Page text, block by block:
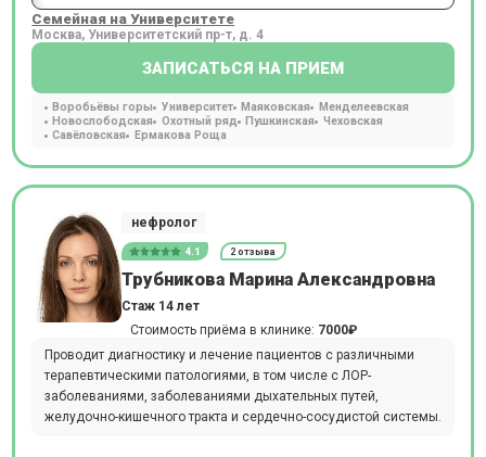
Семейная на Университете
Москва, Университетский пр-т, д. 4
ЗАПИСАТЬСЯ НА ПРИЕМ
Воробьёвы горы Университет Маяковская
Менделеевская
Новослободская
Охотный ряд Пушкинская
Чеховская
Савёловская
Ермакова Роща
нефролог
4.1 2 отзыва
Трубникова Марина Александровна
Стаж 14 лет
Стоимость приёма в клинике: 7000₽
Проводит диагностику и лечение пациентов с различными
терапевтическими патологиями, в том числе с ЛОР-
заболеваниями, заболеваниями дыхательных путей,
желудочно-кишечного тракта и сердечно-сосудистой системы.